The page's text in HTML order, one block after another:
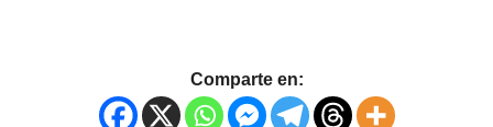
Comparte en: